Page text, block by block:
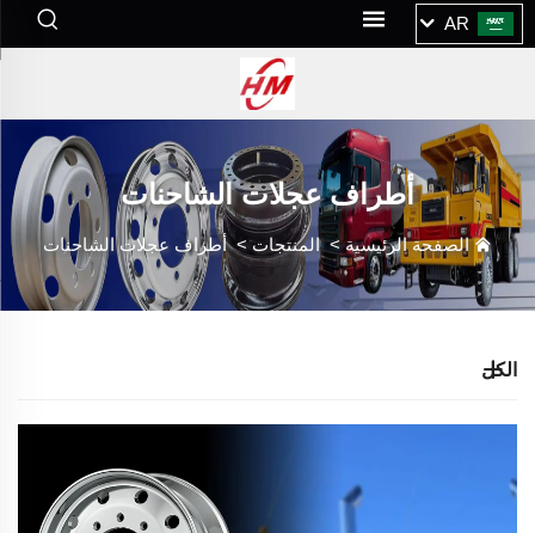
AR
أطراف عجلات الشاحنات
الصفحة الرئيسية>المنتجات>أطراف عجلات الشاحنات
الكل